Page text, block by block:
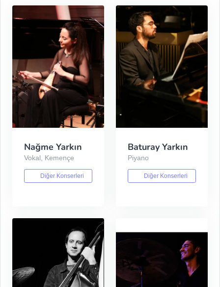
Nağme Yarkın
Vokal, Kemençe
Diğer Konserleri
Baturay Yarkın
Piyano
Diğer Konserleri